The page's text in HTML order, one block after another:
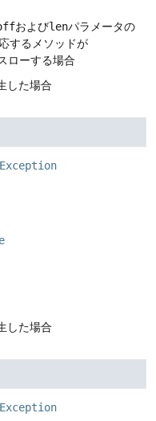
およびlenパラメータの
するメソッドが
ローする場合
した場合
した場合